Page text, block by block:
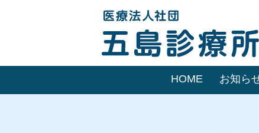
HOME お知ら